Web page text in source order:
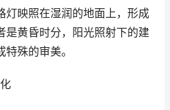
灯映照在湿润的地面上，形成
是黄昏时分，阳光照射下的建
殊的审美。